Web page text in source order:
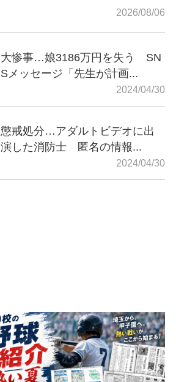
2026/08/06
大惨事…娘3186万円を失う SN
Sメッセージ「先生が計画...
2024/04/30
懲戒処分…アダルトビデオに出
演した消防士 匿名の情報...
2024/04/30